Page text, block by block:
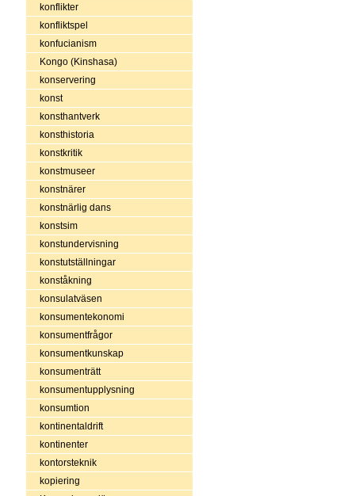
konflikter
konfliktspel
konfucianism
Kongo (Kinshasa)
konservering
konst
konsthantverk
konsthistoria
konstkritik
konstmuseer
konstnärer
konstnärlig dans
konstsim
konstundervisning
konstutställningar
konståkning
konsulatväsen
konsumentekonomi
konsumentfrågor
konsumentkunskap
konsumenträtt
konsumentupplysning
konsumtion
kontinentaldrift
kontinenter
kontorsteknik
kopiering